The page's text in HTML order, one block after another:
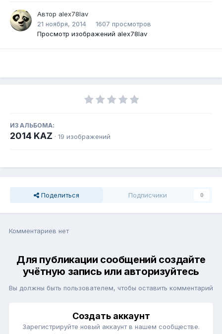
Автор alex78lav
21 ноября, 2014
1607 просмотров
Просмотр изображений alex78lav
ИЗ АЛЬБОМА:
2014 KAZ · 19 изображений
Поделиться Подписчики 0
Комментариев нет
Для публикации сообщений создайте
учётную запись или авторизуйтесь
Вы должны быть пользователем, чтобы оставить комментарий
Создать аккаунт
Зарегистрируйте новый аккаунт в нашем сообществе.